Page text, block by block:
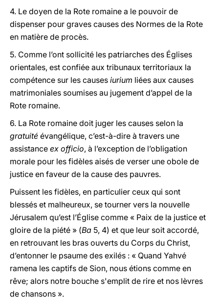
4. Le doyen de la Rote romaine a le pouvoir de
dispenser pour graves causes des Normes de la Rote
en matière de procès.
5. Comme l’ont sollicité les patriarches des Églises
orientales, est confiée aux tribunaux territoriaux la
compétence sur les causes iurium liées aux causes
matrimoniales soumises au jugement d’appel de la
Rote romaine.
6. La Rote romaine doit juger les causes selon la
gratuité évangélique, c’est-à-dire à travers une
assistance ex officio, à l’exception de l’obligation
morale pour les fidèles aisés de verser une obole de
justice en faveur de la cause des pauvres.
Puissent les fidèles, en particulier ceux qui sont
blessés et malheureux, se tourner vers la nouvelle
Jérusalem qu’est l’Église comme « Paix de la justice et
gloire de la piété » (Ba 5, 4) et que leur soit accordé,
en retrouvant les bras ouverts du Corps du Christ,
d’entonner le psaume des exilés : « Quand Yahvé
ramena les captifs de Sion, nous étions comme en
rêve; alors notre bouche s'emplit de rire et nos lèvres
de chansons ».